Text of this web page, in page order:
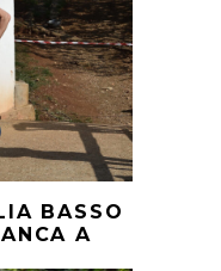
BASSO
A